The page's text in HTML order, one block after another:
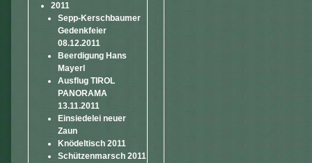
2011
Sepp-Kerschbaumer
Gedenkfeier
08.12.2011
Beerdigung Hans
Mayerl
Ausflug TIROL
PANORAMA
13.11.2011
Einsiedelei neuer
Zaun
Knödeltisch 2011
Schützenmarsch 2011